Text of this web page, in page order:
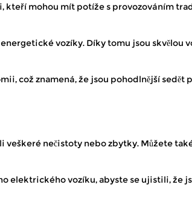
protože jim umožňují pohybovat se
design, který integr...
kteří mohou mít potíže s provozováním
vozíky. Díky tomu jsou
což znamená, že jsou pohodlnější
nečistoty nebo zbytky. Můžete
vozíku, abyste se ujistili, že